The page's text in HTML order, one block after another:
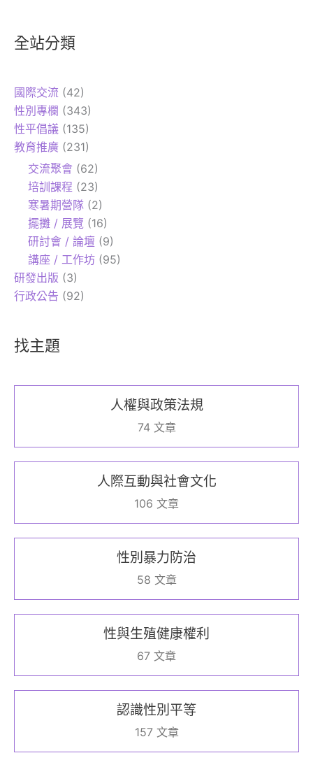
全站分類
國際交流 (42)
性別專欄 (343)
性平倡議 (135)
教育推廣 (231)
交流聚會 (62)
培訓課程 (23)
寒暑期營隊 (2)
擺攤 / 展覽 (16)
研討會 / 論壇 (9)
講座 / 工作坊 (95)
研發出版 (3)
行政公告 (92)
找主題
人權與政策法規
74 文章
人際互動與社會文化
106 文章
性別暴力防治
58 文章
性與生殖健康權利
67 文章
認識性別平等
157 文章